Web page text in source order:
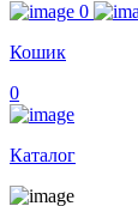
0
Кошик
0
Каталог